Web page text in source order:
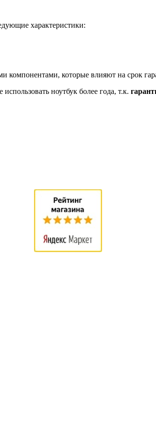
характеристики:
компонентами, которые влияют на срок
ноутбук более года, т.к.